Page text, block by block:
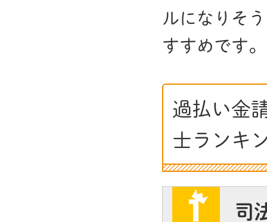
ルになりそ
すすめです。
過払い金
士ランキ
司